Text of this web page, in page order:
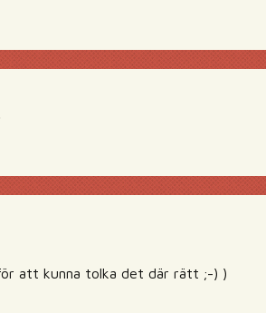
att kunna tolka det där rätt ;-) )